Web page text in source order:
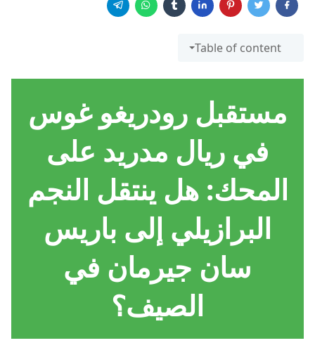
Table of content
مستقبل رودريغو غوس
في ريال مدريد على
المحك: هل ينتقل النجم
البرازيلي إلى باريس
سان جيرمان في
الصيف؟